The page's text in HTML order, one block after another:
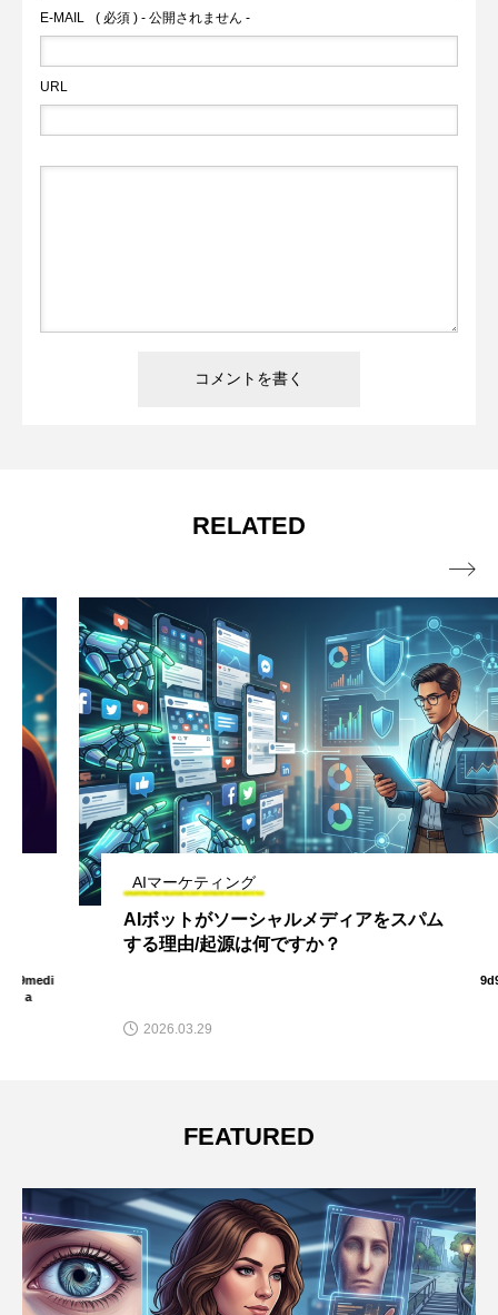
E-MAIL ( 必須 ) - 公開されません -
URL
RELATED
AIマーケティング
AIボットがソーシャルメディアをスパム
する理由/起源は何ですか？
2026.03.29

FEATURED